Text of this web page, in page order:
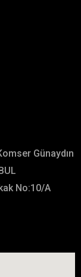
Günaydın
No:10/A